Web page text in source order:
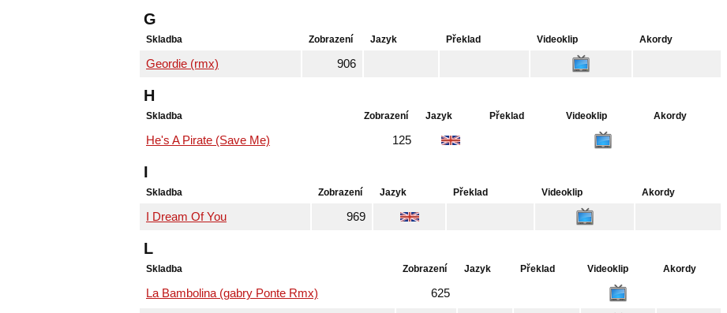
G
Skladba Zobrazení Jazyk Překlad Videoklip Akordy
Geordie (rmx) 906
H
Skladba Zobrazení Jazyk Překlad Videoklip Akordy
He's A Pirate (Save Me) 125
I
Skladba Zobrazení Jazyk Překlad Videoklip Akordy
I Dream Of You 969
L
Skladba Zobrazení Jazyk Překlad Videoklip Akordy
La Bambolina (gabry Ponte Rmx) 625